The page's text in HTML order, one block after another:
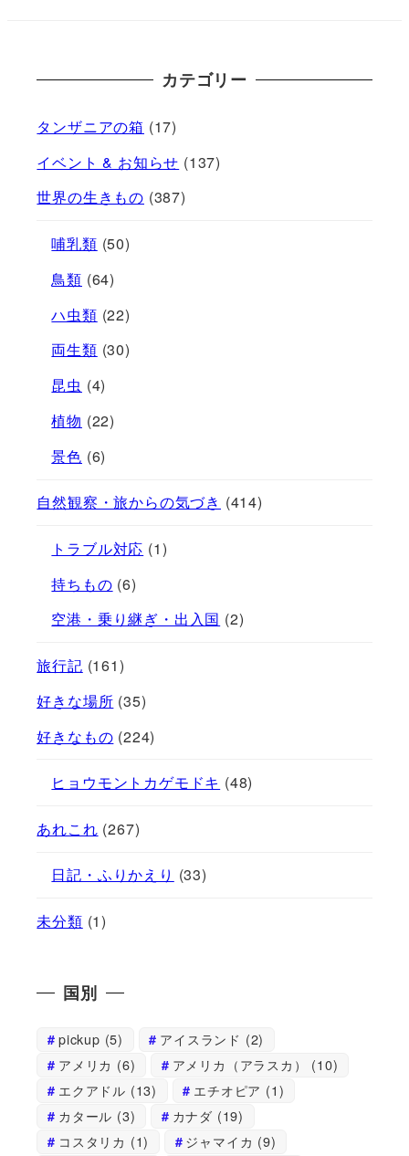
カテゴリー
タンザニアの箱 (17)
イベント & お知らせ (137)
世界の生きもの (387)
哺乳類 (50)
鳥類 (64)
ハ虫類 (22)
両生類 (30)
昆虫 (4)
植物 (22)
景色 (6)
自然観察・旅からの気づき (414)
トラブル対応 (1)
持ちもの (6)
空港・乗り継ぎ・出入国 (2)
旅行記 (161)
好きな場所 (35)
好きなもの (224)
ヒョウモントカゲモドキ (48)
あれこれ (267)
日記・ふりかえり (33)
未分類 (1)
国別
pickup (5) アイスランド (2)
アメリカ (6) アメリカ（アラスカ）
(10)
エクアドル (13) エチオピア (1)
カタール (3) カナダ (19)
コスタリカ (1) ジャマイカ (9)